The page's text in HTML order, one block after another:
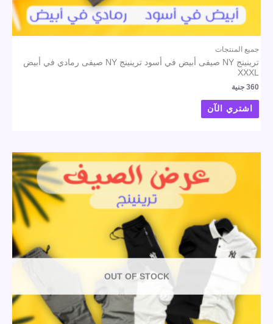
جميع المنتجات
ترينينج NY صيفى أبيض في أسود ترينينج NY صيفى رمادي في أبيض
XXXL
360 جنية
اشتري الآن
OUT OF STOCK